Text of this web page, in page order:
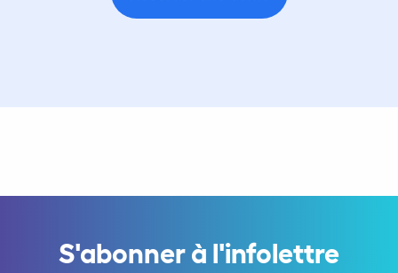
S'abonner à l'infolettre